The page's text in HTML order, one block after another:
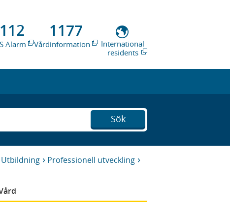
112
Alarm
1177
Vårdinformation
International
residents
Sök
Utbildning Professionell utveckling